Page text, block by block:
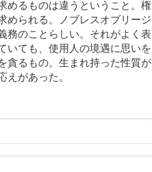
めるものは違うということ。権
められる。ノブレスオブリージ
務のことらしい。それがよく表
いても、使用人の境遇に思いを
貪るもの。生まれ持った性質が
があった。